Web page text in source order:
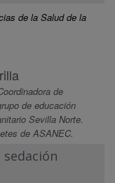
de la Salud de la
de
de educación
Sevilla Norte.
de ASANEC.
sedación